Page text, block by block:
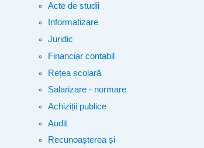
Acte de studii
Informatizare
Juridic
Financiar contabil
Rețea școlară
Salarizare - normare
Achiziții publice
Audit
Recunoașterea și